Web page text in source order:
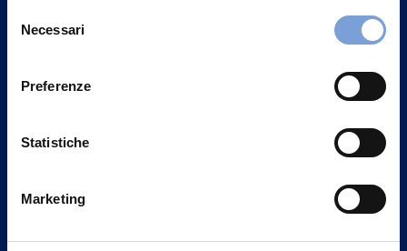
può trovare nel footer del sito nella sezione "Informativa
delNecessari
Preferenze
Statistiche
Marketing
Vittoria Assicurazioni S.p.A.